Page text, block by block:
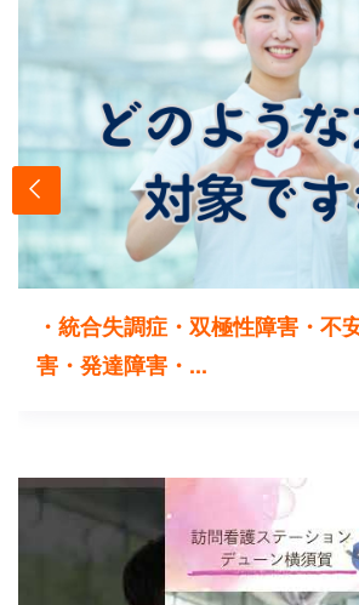
・統合失調症・双極性障害・不
害・発達障害・...